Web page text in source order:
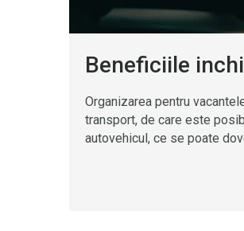
Beneficiile
Organizarea pentru
transport, de care este
autovehicul, ce se poate